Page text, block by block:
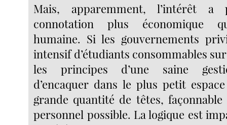
Mais, apparemment, l’intérêt
connotation plus économique
humaine. Si les gouvernements
intensif d’étudiants consommables
les principes d’une saine
d’encaquer dans le plus petit
grande quantité de têtes,
personnel possible. La logique est